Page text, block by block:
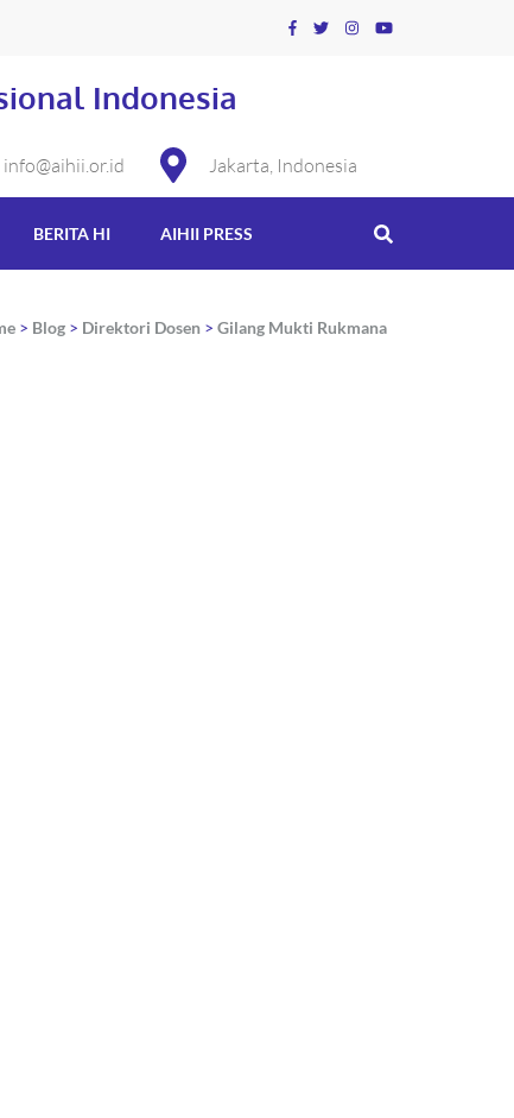
Indonesia
Jakarta, Indonesia
info@aihii.or.id
BERITA HI AIHII PRESS
> Blog > Direktori Dosen > Gilang Mukti Rukmana